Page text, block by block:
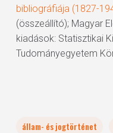
bibliográfiája (1827-
(összeállító); Magyar
kiadások: Statisztikai
Tudományegyetem
állam- és jogtörténet